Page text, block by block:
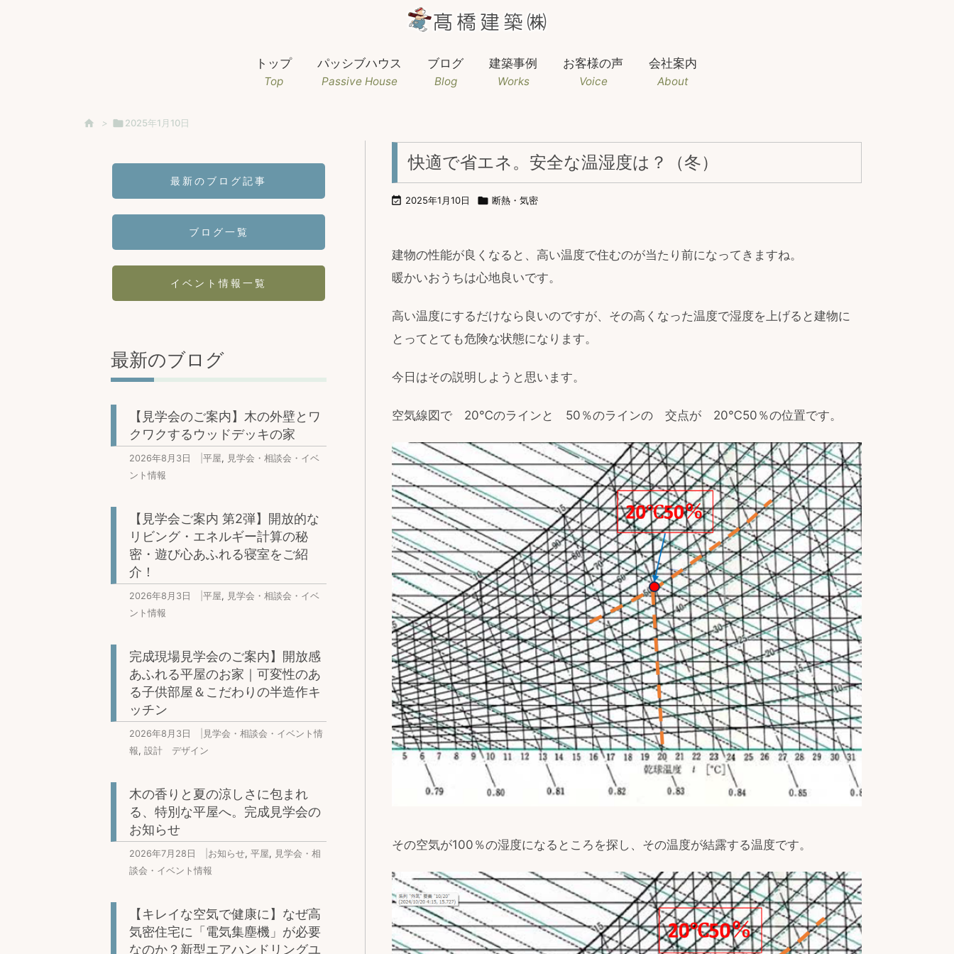
トップ
Top
パッシブハウス
Passive House
ブログ
Blog
建築事例
Works
お客様の声
Voice
会社案内
About
 > 2025年1月10日
快適で省エネ。安全な温湿度は？（冬）
 2025年1月10日  断熱・気密
建物の性能が良くなると、高い温度で住むのが当たり前になってきますね。
暖かいおうちは心地良いです。
高い温度にするだけなら良いのですが、その高くなった温度で湿度を上げると建物に
とってとても危険な状態になります。
今日はその説明しようと思います。
空気線図で 20℃のラインと 50％のラインの 交点が 20℃50％の位置です。
その空気が100％の湿度になるところを探し、その温度が結露する温度です。
最新のブログ記事
ブログ一覧
イベント情報一覧
最新のブログ
【見学会のご案内】木の外壁とワ
クワクするウッドデッキの家
2026年8月3日 平屋, 見学会・相談会・イベ
ント情報
【見学会ご案内 第2弾】開放的な
リビング・エネルギー計算の秘
密・遊び心あふれる寝室をご紹
介！
2026年8月3日 平屋, 見学会・相談会・イベ
ント情報
完成現場見学会のご案内】開放感
あふれる平屋のお家｜可変性のあ
る子供部屋＆こだわりの半造作キ
ッチン
2026年8月3日
見学会・相談会・イベント情
報, 設計 デザイン
木の香りと夏の涼しさに包まれ
る、特別な平屋へ。完成見学会の
お知らせ
2026年7月28日 お知らせ, 平屋, 見学会・相
談会・イベント情報
【キレイな空気で健康に】なぜ高
気密住宅に「電気集塵機」が必要
なのか？新型エアハンドリングユ